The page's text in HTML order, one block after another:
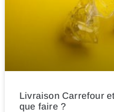
Livraison Carrefour
que faire ?